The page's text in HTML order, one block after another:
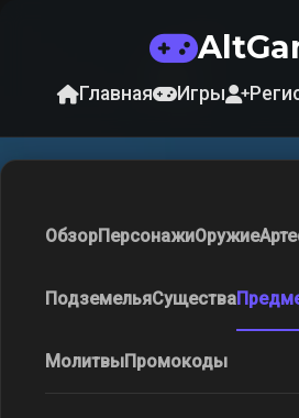
Главная Игры
ОбзорПерсонажиОружие
ПодземельяСущества
МолитвыПромокоды